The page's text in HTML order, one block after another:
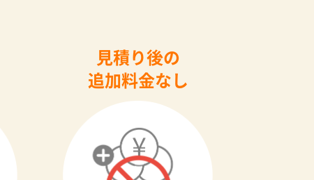
見積り後の
追加料金なし